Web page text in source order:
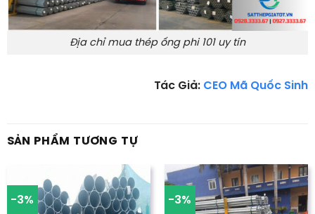
Địa chỉ mua thép ống phi 101 uy tín
Tác Giả: CEO Mã Quốc Sinh
SẢN PHẨM TƯƠNG TỰ
-3% -3%